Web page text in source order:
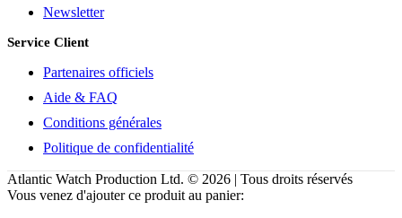
Newsletter
Service Client
Partenaires officiels
Aide & FAQ
Conditions générales
Politique de confidentialité
Atlantic Watch Production Ltd. © 2026 | Tous droits réservés
Vous venez d'ajouter ce produit au panier: